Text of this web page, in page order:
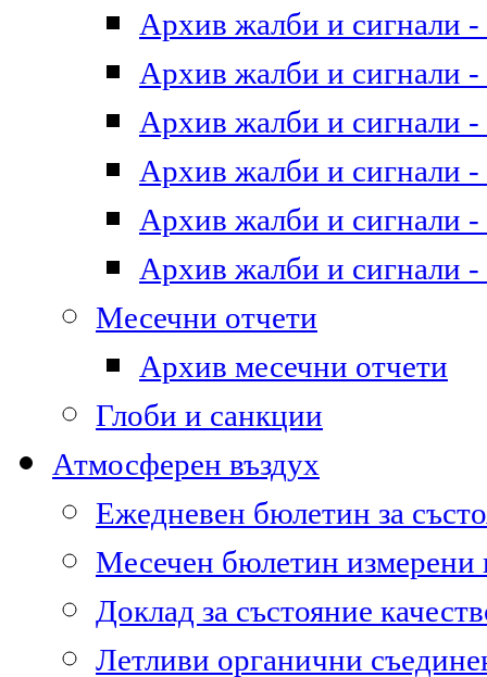
Архив жалби и сигнали -
Архив жалби и сигнали -
Архив жалби и сигнали -
Архив жалби и сигнали -
Архив жалби и сигнали -
Архив жалби и сигнали -
Месечни отчети
Архив месечни отчети
Глоби и санкции
Атмосферен въздух
Ежедневен бюлетин за
Месечен бюлетин
Доклад за състояние
Летливи органични